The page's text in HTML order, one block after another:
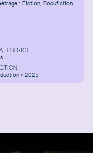
: Fiction, Docufiction
• 2025